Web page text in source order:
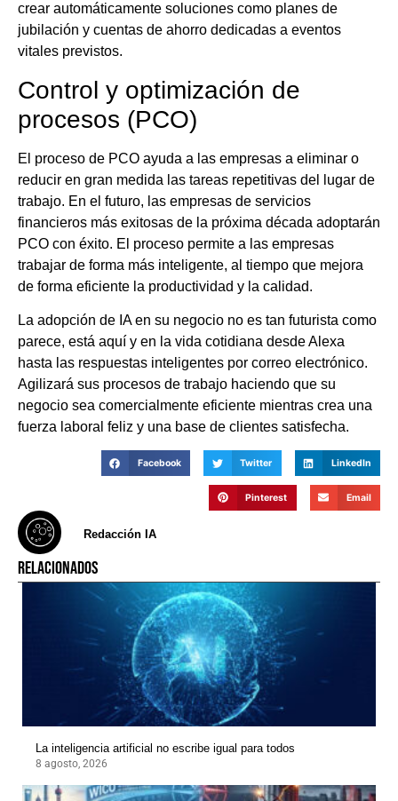
crear automáticamente soluciones como planes de
jubilación y cuentas de ahorro dedicadas a eventos
vitales previstos.
Control y optimización de
procesos (PCO)
El proceso de PCO ayuda a las empresas a eliminar o
reducir en gran medida las tareas repetitivas del lugar de
trabajo. En el futuro, las empresas de servicios
financieros más exitosas de la próxima década adoptarán
PCO con éxito. El proceso permite a las empresas
trabajar de forma más inteligente, al tiempo que mejora
de forma eficiente la productividad y la calidad.
La adopción de IA en su negocio no es tan futurista como
parece, está aquí y en la vida cotidiana desde Alexa
hasta las respuestas inteligentes por correo electrónico.
Agilizará sus procesos de trabajo haciendo que su
negocio sea comercialmente eficiente mientras crea una
fuerza laboral feliz y una base de clientes satisfecha.
Facebook Twitter LinkedIn
Pinterest Email
Redacción IA
RELACIONADOS
La inteligencia artificial no escribe igual para todos
8 agosto, 2026